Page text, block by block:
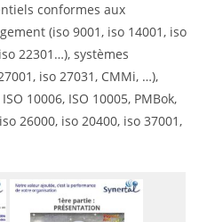
conformes aux
(iso 9001, iso 14001, iso
22301…), systèmes
iso 27031, CMMi, …),
10006, ISO 10005, PMBok,
26000, iso 20400, iso 37001,